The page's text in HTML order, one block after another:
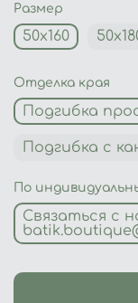
Размер
50х160
Отделка края
Подгибка
Подгибка с
По
Связаться с